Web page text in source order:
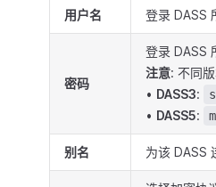
用户名 登录 DASS
密码
登录 DASS
注意: 不同
• DASS3:
• DASS5:
别名 为该 DASS